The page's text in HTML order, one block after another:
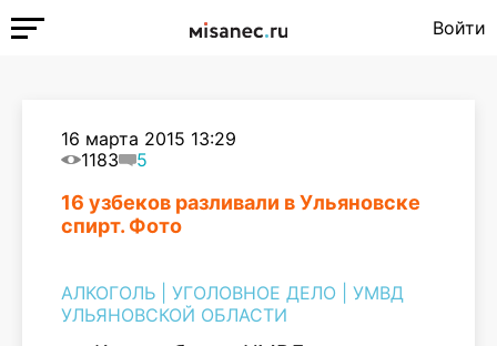
Войти
16 марта 2015 13:29
1183
5
16 узбеков разливали в Ульяновске
спирт. Фото
АЛКОГОЛЬ УГОЛОВНОЕ ДЕЛО
УМВД
УЛЬЯНОВСКОЙ ОБЛАСТИ